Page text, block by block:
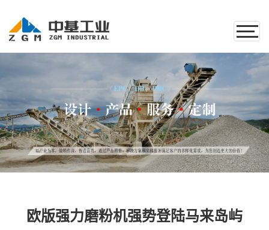
欧版强力磨粉机强势登陆马来岛屿